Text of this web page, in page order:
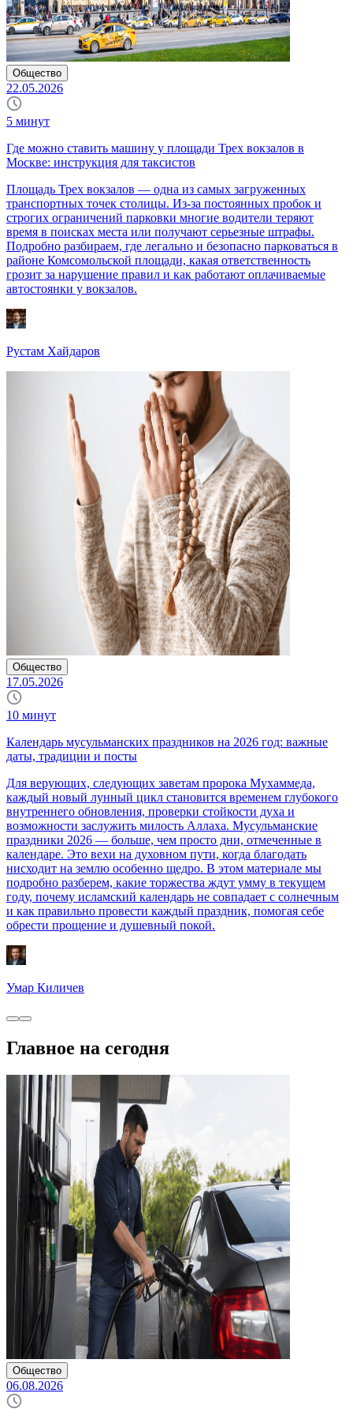
Общество
22.05.2026
5 минут
Где можно ставить машину у площади Трех вокзалов в
Москве: инструкция для таксистов
Площадь Трех вокзалов — одна из самых загруженных
транспортных точек столицы. Из-за постоянных пробок и
строгих ограничений парковки многие водители теряют
время в поисках места или получают серьезные штрафы.
Подробно разбираем, где легально и безопасно парковаться в
районе Комсомольской площади, какая ответственность
грозит за нарушение правил и как работают оплачиваемые
автостоянки у вокзалов.
Рустам Хайдаров
Общество
17.05.2026
10 минут
Календарь мусульманских праздников на 2026 год: важные
даты, традиции и посты
Для верующих, следующих заветам пророка Мухаммеда,
каждый новый лунный цикл становится временем глубокого
внутреннего обновления, проверки стойкости духа и
возможности заслужить милость Аллаха. Мусульманские
праздники 2026 — больше, чем просто дни, отмеченные в
календаре. Это вехи на духовном пути, когда благодать
нисходит на землю особенно щедро. В этом материале мы
подробно разберем, какие торжества ждут умму в текущем
году, почему исламский календарь не совпадает с солнечным
и как правильно провести каждый праздник, помогая себе
обрести прощение и душевный покой.
Умар Киличев
Главное на сегодня
Общество
06.08.2026